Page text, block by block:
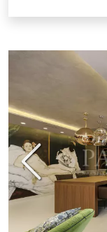
Vorherige